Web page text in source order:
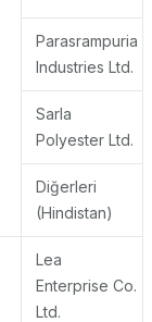
Parasrampuria
Industries Ltd.
Sarla
Polyester Ltd.
Diğerleri
(Hindistan)
Lea
Enterprise Co.
Ltd.